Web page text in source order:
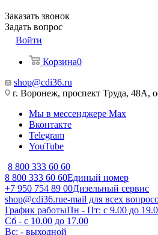
Заказать звонок
Задать вопрос
Войти
Корзина0
shop@cdi36.ru
г. Воронеж, проспект Труда, 48А,
Мы в мессенджере Max
Вконтакте
Telegram
YouTube
8 800 333 60 60
8 800 333 60 60Единый номер
+7 950 754 89 00Дизельный сервис
shop@cdi36.rue-mail для всех
График работыПн - Пт: с 9.00 до
Сб - с 10.00 до 17.00
Вс: - выходной